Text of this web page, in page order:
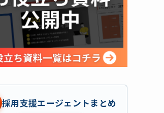
採用支援エージェントまとめ